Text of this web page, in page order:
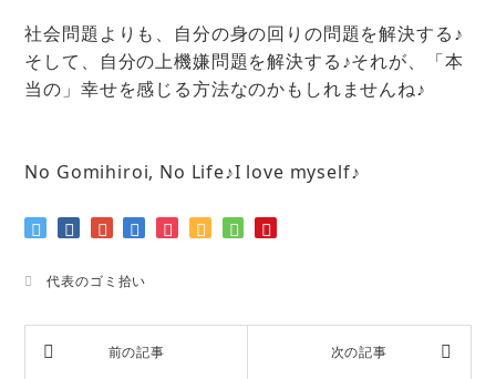
社会問題よりも、自分の身の回りの問題を解決する♪
そして、自分の上機嫌問題を解決する♪それが、「本
当の」幸せを感じる方法なのかもしれませんね♪
No Gomihiroi, No Life♪I love myself♪
代表のゴミ拾い